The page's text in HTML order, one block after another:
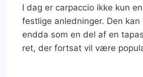
I dag er carpaccio ikke kun
festlige anledninger. Den
endda som en del af en
ret, der fortsat vil være